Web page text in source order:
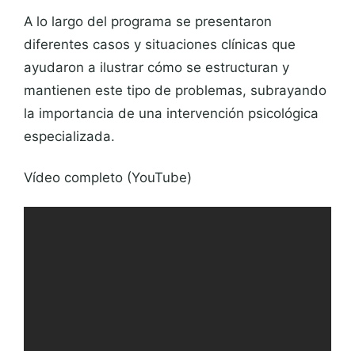
A lo largo del programa se presentaron
diferentes casos y situaciones clínicas que
ayudaron a ilustrar cómo se estructuran y
mantienen este tipo de problemas, subrayando
la importancia de una intervención psicológica
especializada.
Vídeo completo (YouTube)